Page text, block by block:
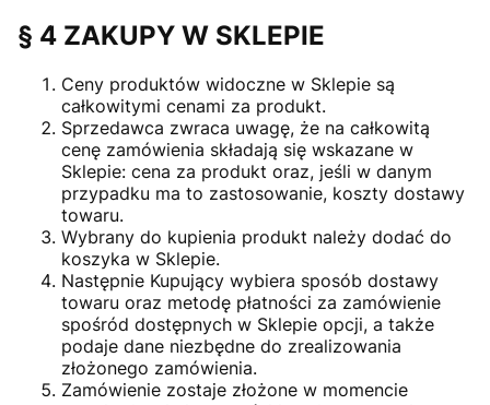
§ 4 ZAKUPY W SKLEPIE
Ceny produktów widoczne w Sklepie są
całkowitymi cenami za produkt.
Sprzedawca zwraca uwagę, że na całkowitą
cenę zamówienia składają się wskazane w
Sklepie: cena za produkt oraz, jeśli w danym
przypadku ma to zastosowanie, koszty dostawy
towaru.
Wybrany do kupienia produkt należy dodać do
koszyka w Sklepie.
Następnie Kupujący wybiera sposób dostawy
towaru oraz metodę płatności za zamówienie
spośród dostępnych w Sklepie opcji, a także
podaje dane niezbędne do zrealizowania
złożonego zamówienia.
Zamówienie zostaje złożone w momencie